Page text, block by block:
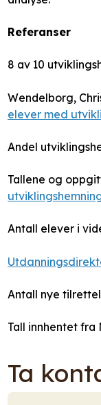
Referanser
8 av 10
Wendelborg,
elever med
Andel
Tallene og
Antall elever i
Antall nye
Tall innhentet fra
Ta